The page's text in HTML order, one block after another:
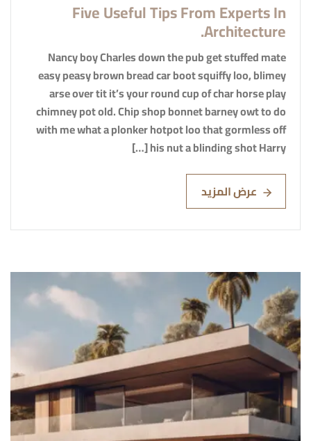
Five Useful Tips From Experts In
Architecture.
Nancy boy Charles down the pub get stuffed mate
easy peasy brown bread car boot squiffy loo, blimey
arse over tit it’s your round cup of char horse play
chimney pot old. Chip shop bonnet barney owt to do
with me what a plonker hotpot loo that gormless off
his nut a blinding shot Harry […]
عرض المزيد
Read More